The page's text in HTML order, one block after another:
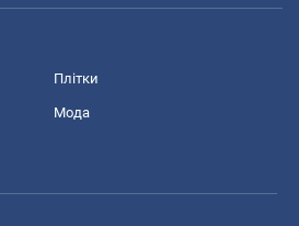
Плітки
Мода